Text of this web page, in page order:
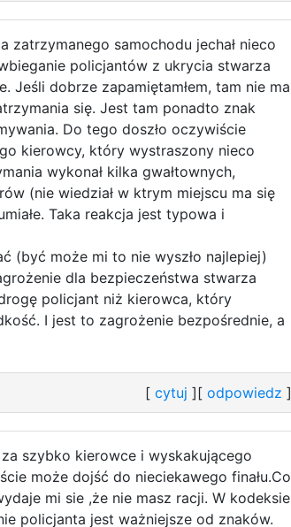
zatrzymanego samochodu jechał nieco
policjantów z ukrycia stwarza
Jeśli dobrze zapamiętamłem, tam nie ma
się. Jest tam ponadto znak
Do tego doszło oczywiście
kierowcy, który wystraszony nieco
wykonał kilka gwałtownych,
(nie wiedział w ktrym miejscu ma się
Taka reakcja jest typowa i
(być może mi to nie wyszło najlepiej)
dla bezpieczeństwa stwarza
policjant niż kierowca, który
I jest to zagrożenie bezpośrednie, a
[ cytuj ][ odpowiedz ]
szybko kierowce i wyskakującego
może dojść do nieciekawego finału.Co
mi sie ,że nie masz racji. W kodeksie
policjanta jest ważniejsze od znaków.